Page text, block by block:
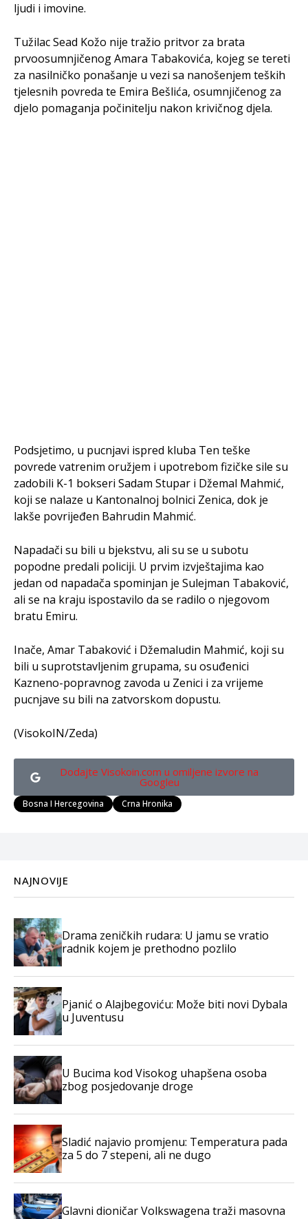
ljudi i imovine.
Tužilac Sead Kožo nije tražio pritvor za brata
prvoosumnjičenog Amara Tabakovića, kojeg se tereti
za nasilničko ponašanje u vezi sa nanošenjem teških
tjelesnih povreda te Emira Bešlića, osumnjičenog za
djelo pomaganja počinitelju nakon krivičnog djela.
Podsjetimo, u pucnjavi ispred kluba Ten teške
povrede vatrenim oružjem i upotrebom fizičke sile su
zadobili K-1 bokseri Sadam Stupar i Džemal Mahmić,
koji se nalaze u Kantonalnoj bolnici Zenica, dok je
lakše povrijeđen Bahrudin Mahmić.
Napadači su bili u bjekstvu, ali su se u subotu
popodne predali policiji. U prvim izvještajima kao
jedan od napadača spominjan je Sulejman Tabaković,
ali se na kraju ispostavilo da se radilo o njegovom
bratu Emiru.
Inače, Amar Tabaković i Džemaludin Mahmić, koji su
bili u suprotstavljenim grupama, su osuđenici
Kazneno-popravnog zavoda u Zenici i za vrijeme
pucnjave su bili na zatvorskom dopustu.
(VisokoIN/Zeda)
Dodajte Visokoin.com u omiljene izvore na
Googleu
Bosna I Hercegovina Crna Hronika
NAJNOVIJE
Drama zeničkih rudara: U jamu se vratio
radnik kojem je prethodno pozlilo
Pjanić o Alajbegoviću: Može biti novi Dybala
u Juventusu
U Bucima kod Visokog uhapšena osoba
zbog posjedovanje droge
Sladić najavio promjenu: Temperatura pada
za 5 do 7 stepeni, ali ne dugo
Glavni dioničar Volkswagena traži masovna